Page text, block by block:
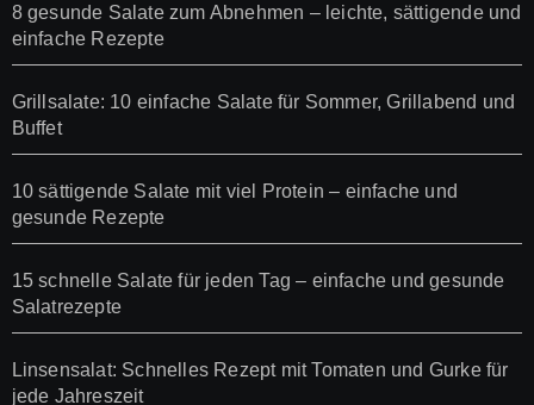
8 gesunde Salate zum Abnehmen – leichte, sättigende und
einfache Rezepte
Grillsalate: 10 einfache Salate für Sommer, Grillabend und
Buffet
10 sättigende Salate mit viel Protein – einfache und
gesunde Rezepte
15 schnelle Salate für jeden Tag – einfache und gesunde
Salatrezepte
Linsensalat: Schnelles Rezept mit Tomaten und Gurke für
jede Jahreszeit